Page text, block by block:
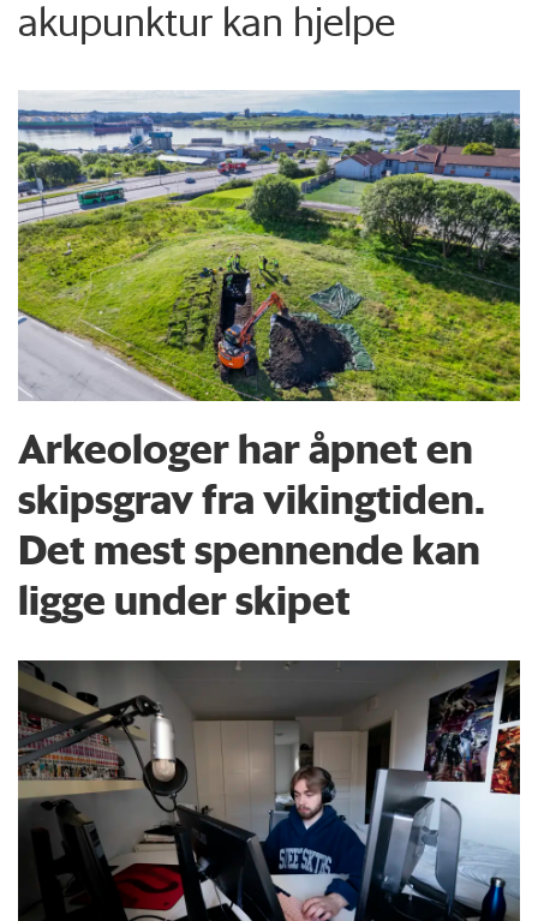
akupunktur kan hjelpe
Arkeologer har åpnet en
skipsgrav fra vikingtiden.
Det mest spennende kan
ligge under skipet